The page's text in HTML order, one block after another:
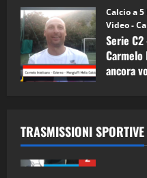
Calcio a
Video -
Serie
ancora
TRASMISSIONI SPORTIVE
1
(Martedi
08/05/
2 28/04/